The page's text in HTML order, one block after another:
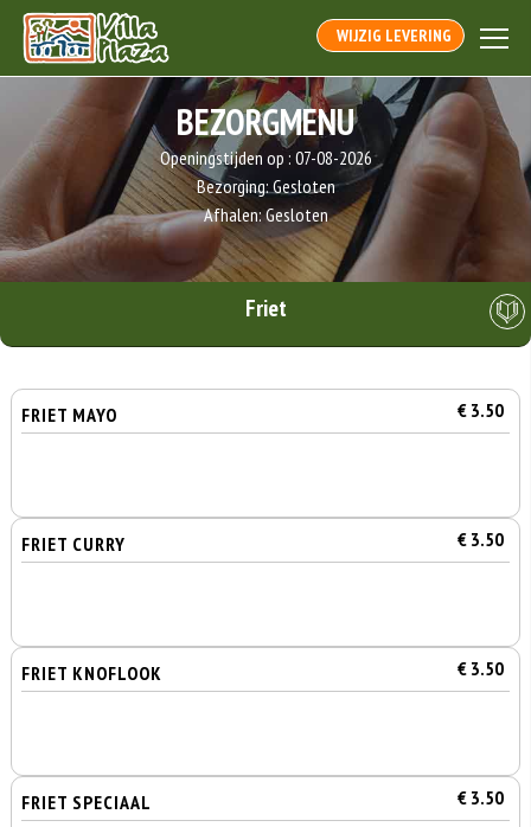
WIJZIG LEVERING
BEZORGMENU
Openingstijden op : 07-08-2026
Bezorging:Gesloten
Afhalen:Gesloten
Friet
FRIET MAYO € 3.50
FRIET CURRY € 3.50
FRIET KNOFLOOK € 3.50
FRIET SPECIAAL € 3.50